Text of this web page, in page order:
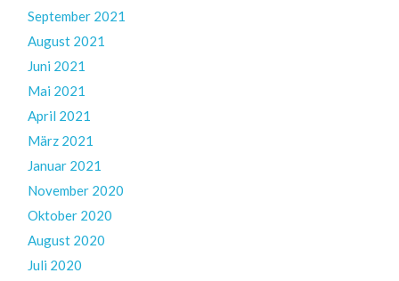
September 2021
August 2021
Juni 2021
Mai 2021
April 2021
März 2021
Januar 2021
November 2020
Oktober 2020
August 2020
Juli 2020